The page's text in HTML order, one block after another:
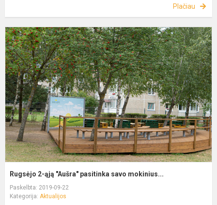
Plačiau
Rugsėjo 2-ąją "Aušra" pasitinka savo mokinius...
Paskelbta: 2019-09-22
Kategorija: Aktualijos